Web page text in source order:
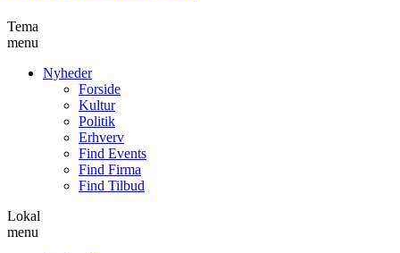
Tema
menu
Nyheder
Forside
Kultur
Politik
Erhverv
Find Events
Find Firma
Find Tilbud
Lokal
menu